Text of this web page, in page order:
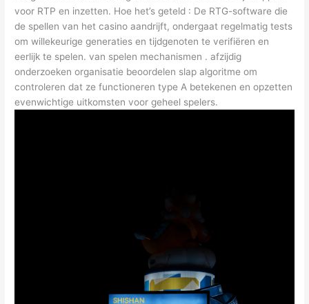
voor RTP en inzetten. Hoe het’s geteld : De RTG-software die
de spellen van het casino aandrijft, ondergaat regelmatig tests
om willekeurige generaties en tijdgenoten te verifiëren en
eerlijk te spelen. van spelen mechanismen . afzijdig
onderzoeken organisatie beoordelen slap algoritme om
controleren dat ze functioneren type A betekenen en opzetten
evenwichtige uitkomsten voor geheel spelers.